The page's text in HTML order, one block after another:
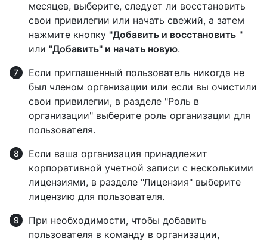
месяцев, выберите, следует ли восстановить
свои привилегии или начать свежий, а затем
нажмите кнопку "Добавить и восстановить "
или "Добавить" и начать новую.
Если приглашенный пользователь никогда не
был членом организации или если вы очистили
свои привилегии, в разделе "Роль в
организации" выберите роль организации для
пользователя.
Если ваша организация принадлежит
корпоративной учетной записи с несколькими
лицензиями, в разделе "Лицензия" выберите
лицензию для пользователя.
При необходимости, чтобы добавить
пользователя в команду в организации,